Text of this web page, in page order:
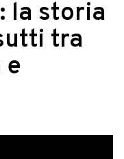
la storia
tra